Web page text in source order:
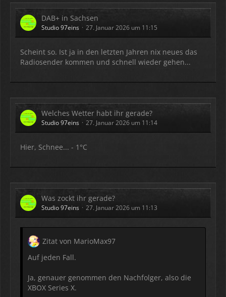
DAB+ in Sachsen
Studio 97eins 27. Januar 2026 um 11:15
Scheint so. Ist ja in den letzten Jahren nix neues das
Radiosender kommen und schnell wieder gehen...
Welches Wetter habt ihr gerade?
Studio 97eins 27. Januar 2026 um 11:14
Hier, Schnee... - 1°C
Was zockt ihr gerade?
Studio 97eins 27. Januar 2026 um 11:13
Zitat von MarioMax97
Auf jeden Fall.
Ja, genauer genommen den Nachfolger, also die
XBOX Series X.